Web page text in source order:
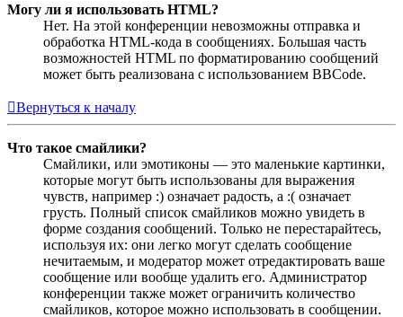
Могу ли я использовать HTML?
Нет. На этой конференции невозможны отправка и
обработка HTML-кода в сообщениях. Большая часть
возможностей HTML по форматированию сообщений
может быть реализована с использованием BBCode.
Вернуться к началу
Что такое смайлики?
Смайлики, или эмотиконы — это маленькие картинки,
которые могут быть использованы для выражения
чувств, например :) означает радость, а :( означает
грусть. Полный список смайликов можно увидеть в
форме создания сообщений. Только не перестарайтесь,
используя их: они легко могут сделать сообщение
нечитаемым, и модератор может отредактировать ваше
сообщение или вообще удалить его. Администратор
конференции также может ограничить количество
смайликов, которое можно использовать в сообщении.